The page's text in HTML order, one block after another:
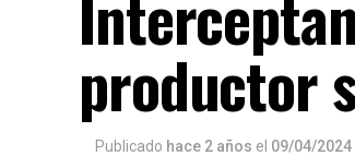
productor
Publicado hace 2 años el 09/04/2024